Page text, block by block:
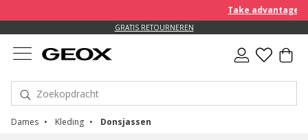
Take advantage of an
GRATIS RETOURNEREN
Dames Kleding Donsjassen